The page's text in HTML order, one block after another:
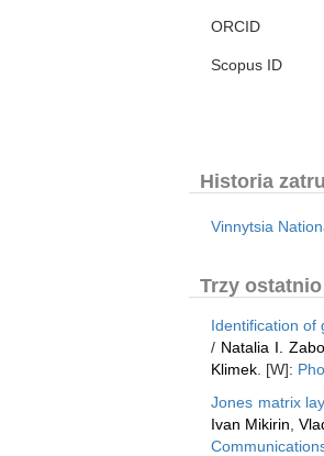
ORCID
Scopus ID
Historia
Vinnytsia
Trzy
Identification of
/ Natalia I.
Klimek . [W]:
Jones matrix
Ivan Mikirin ,